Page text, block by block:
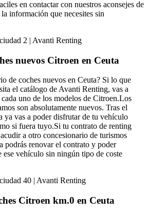
en contactar con nuestros aconsejes de
información que necesites sin
nuevos Citroen en Ceuta
de coches nuevos en Ceuta? Si lo que
el catálogo de Avanti Renting, vas a
uno de los modelos de Citroen.Los
son absolutamente nuevos. Tras el
ya vas a poder disfrutar de tu vehículo
si fuera tuyo.Si tu contrato de renting
a otro concesionario de turismos
podrás renovar el contrato y poder
vehículo sin ningún tipo de coste
Citroen km.0 en Ceuta